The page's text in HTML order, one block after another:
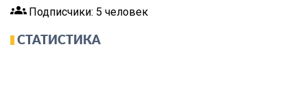
groups Подписчики: 5 человек
СТАТИСТИКА